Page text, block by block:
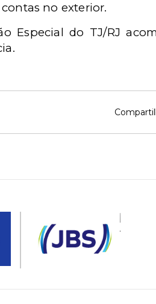
no exterior.
Especial do TJ/RJ